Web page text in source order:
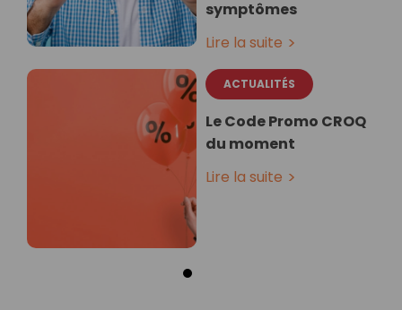
symptômes
Lire la suite
ACTUALITÉS
Le Code Promo CROQ
du moment
Lire la suite